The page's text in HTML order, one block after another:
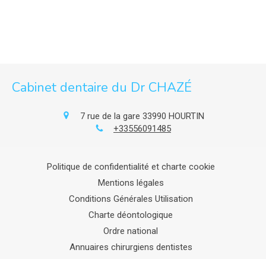
Cabinet dentaire du Dr CHAZÉ
7 rue de la gare 33990 HOURTIN
+33556091485
Politique de confidentialité et charte cookie
Mentions légales
Conditions Générales Utilisation
Charte déontologique
Ordre national
Annuaires chirurgiens dentistes